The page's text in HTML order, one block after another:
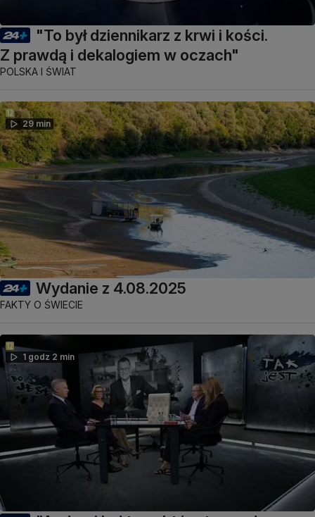
"To był dziennikarz z krwi i kości.
Z prawdą i dekalogiem w oczach"
POLSKA I ŚWIAT
29 min
Wydanie z 4.08.2025
FAKTY O ŚWIECIE
1 godz 2 min